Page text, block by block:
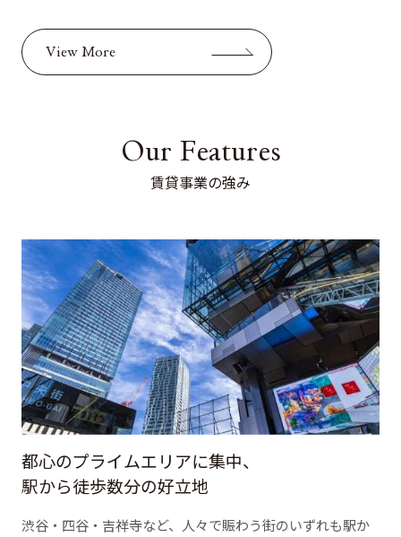
View More
Our Features
賃貸事業の強み
都心のプライムエリアに集中、
駅から徒歩数分の好立地
渋谷・四谷・吉祥寺など、人々で賑わう街のいずれも駅か